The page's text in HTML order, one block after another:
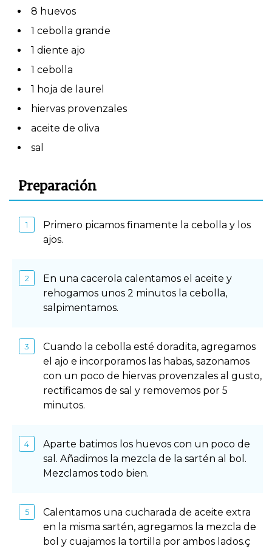
8 huevos
1 cebolla grande
1 diente ajo
1 cebolla
1 hoja de laurel
hiervas provenzales
aceite de oliva
sal
Preparación
Primero picamos finamente la cebolla y los
ajos.
En una cacerola calentamos el aceite y
rehogamos unos 2 minutos la cebolla,
salpimentamos.
Cuando la cebolla esté doradita, agregamos
el ajo e incorporamos las habas, sazonamos
con un poco de hiervas provenzales al gusto,
rectificamos de sal y removemos por 5
minutos.
Aparte batimos los huevos con un poco de
sal. Añadimos la mezcla de la sartén al bol.
Mezclamos todo bien.
Calentamos una cucharada de aceite extra
en la misma sartén, agregamos la mezcla de
bol y cuajamos la tortilla por ambos lados.ç